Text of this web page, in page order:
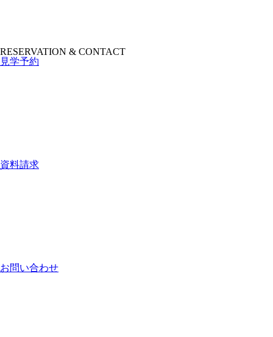
RESERVATION & CONTACT
見学予約
資料請求
お問い合わせ